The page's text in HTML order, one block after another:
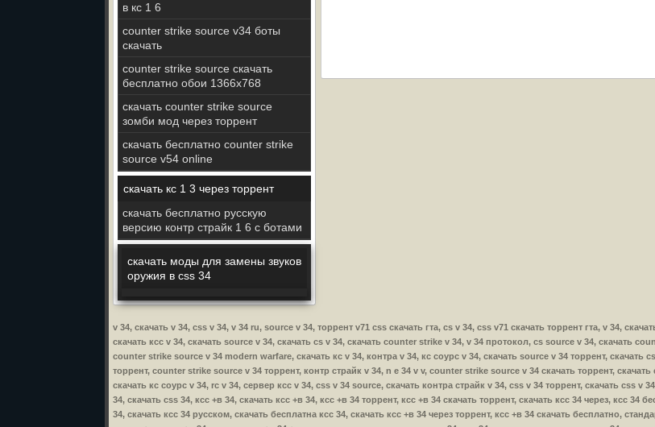
в кс 1 6
counter strike source v34 боты
скачать
counter strike source скачать
бесплатно обои 1366х768
скачать counter strike source
зомби мод через торрент
скачать бесплатно counter strike
source v54 online
скачать кс 1 3 через торрент
скачать бесплатно русскую
версию контр страйк 1 6 с ботами
скачать моды для замены звуков
оружия в css 34
v 34, скачать v 34, css v 34, v 34 ru, source v 34, торрент v71 css скачать гта, cs v 34, css v71 скачать торрент гта, v 34,
скачать ксс v 34, скачать source v 34, скачать cs v 34, скачать counter strike v 34, v 34 протокол, cs source v 34, скачать
counter strike source v 34 modern warfare, скачать кс v 34, контра v 34, кс соурс v 34, скачать source v 34 торрент,
торрент, counter strike source v 34 торрент, контр страйк v 34, n e 34 v v, counter strike source v 34 скачать торрент, скачать
скачать кс соурс v 34, rc v 34, сервер ксс v 34, css v 34 source, скачать контра страйк v 34, css v 34 торрент, скачать css
34, скачать css 34, ксс +в 34, скачать ксс +в 34, ксс +в 34 торрент, ксс +в 34 скачать торрент, скачать ксс 34 через, ксс
34, скачать ксс 34 русском, скачать бесплатна ксс 34, скачать ксс +в 34 через торрент, ксс +в 34 скачать бесплатно,